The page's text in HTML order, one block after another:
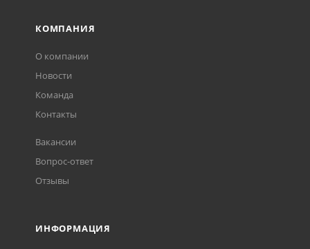
КОМПАНИЯ
О компании
Новости
Команда
Контакты
Вакансии
Вопрос-ответ
Отзывы
ИНФОРМАЦИЯ